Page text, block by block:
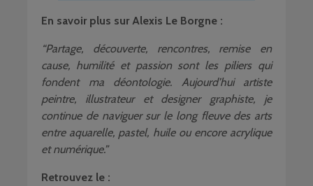
En savoir plus sur Alexis Le Borgne :
“Partage, découverte, rencontres, remise en
cause, humilité et passion sont les piliers qui
fondent ma déontologie. Aujourd’hui artiste
peintre, illustrateur et designer graphiste, je
continue de naviguer sur le long fleuve des arts
entre aquarelle, pastel, huile ou encore acrylique
et numérique.”
Retrouvez le :